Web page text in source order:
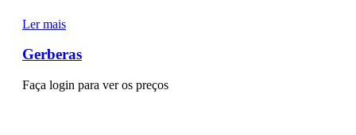
Ler mais
Gerberas
Faça login para ver os preços